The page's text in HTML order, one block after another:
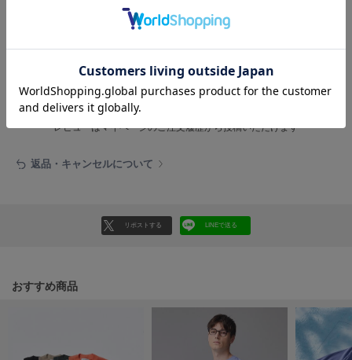
HOKA ONEONE
le coq sportif
ルコックスポルティフ
レビュー投稿で全員に30ポイントプレゼント！
レビューを書く
レビューはマイページのご注文履歴から投稿いただけます
返品・キャンセルについて
リポストする LINEで送る
おすすめ商品